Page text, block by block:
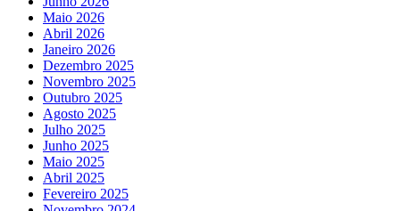
Maio 2026
Abril 2026
Janeiro 2026
Dezembro 2025
Novembro 2025
Outubro 2025
Agosto 2025
Julho 2025
Junho 2025
Maio 2025
Abril 2025
Fevereiro 2025